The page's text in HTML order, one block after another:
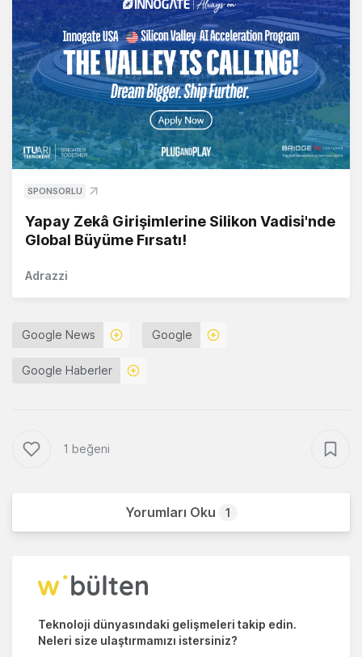
SPONSORLU
Yapay Zekâ Girişimlerine Silikon Vadisi'nde
Global Büyüme Fırsatı!
Adrazzi
Google News Google
Google Haberler
1 beğeni
Yorumları Oku 1
Teknoloji dünyasındaki gelişmeleri takip edin.
Neleri size ulaştırmamızı istersiniz?